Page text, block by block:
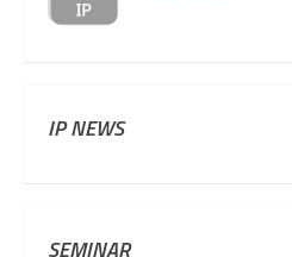
IP NEWS
SEMINAR